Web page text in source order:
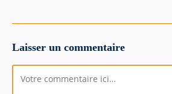
Laisser un commentaire
Comment